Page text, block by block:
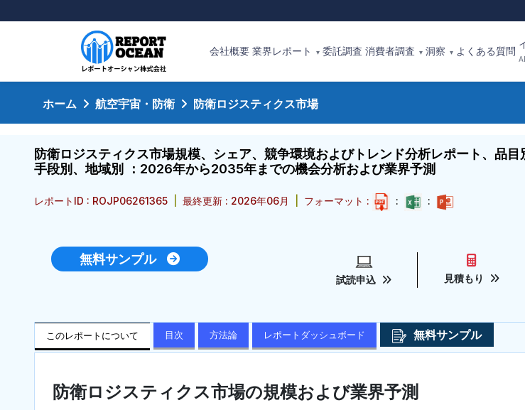
会社概要 業界レポート ▾ 委託調査 消費者調査 ▾ 洞察 ▾ よくある質問
ホーム 航空宇宙・防衛 防衛ロジスティクス市場
防衛ロジスティクス市場規模、シェア、競争環境およびトレンド分析レポート、品
手段別、地域別 ：2026年から2035年までの機会分析および業界予測
レポートID : ROJP06261365 最終更新 : 2026年06月 フォーマット : : :
無料サンプル
試読申込 見積もり
このレポートについて 目次 方法論 レポートダッシュボード 無料サンプル
防衛ロジスティクス市場の規模および業界予測